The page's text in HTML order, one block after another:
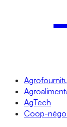
AgTech
Coop-